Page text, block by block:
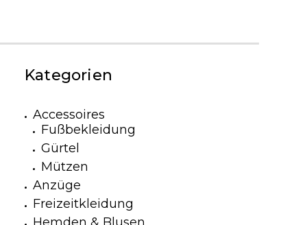
Kategorien
Accessoires
Fußbekleidung
Gürtel
Mützen
Anzüge
Freizeitkleidung